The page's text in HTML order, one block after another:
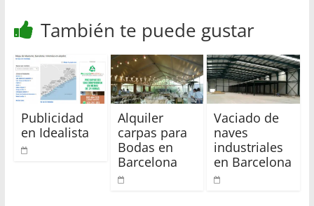
También te puede gustar
Publicidad
en Idealista
Alquiler
carpas para
Bodas en
Barcelona
Vaciado de
naves
industriales
en Barcelona